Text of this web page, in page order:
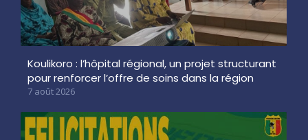
Koulikoro : l’hôpital régional, un projet structurant
pour renforcer l’offre de soins dans la région
7 août 2026